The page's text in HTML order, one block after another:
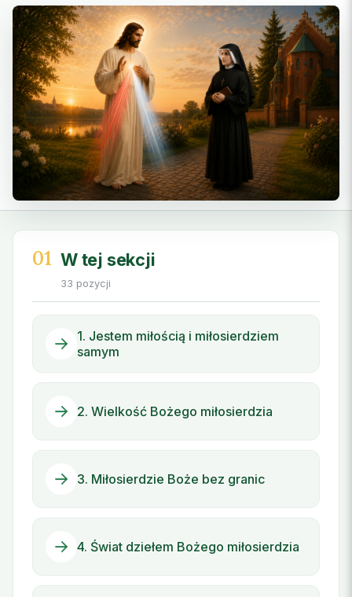
01 W tej sekcji
33 pozycji
1. Jestem miłością i miłosierdziem
samym
2. Wielkość Bożego miłosierdzia
3. Miłosierdzie Boże bez granic
4. Świat dziełem Bożego miłosierdzia